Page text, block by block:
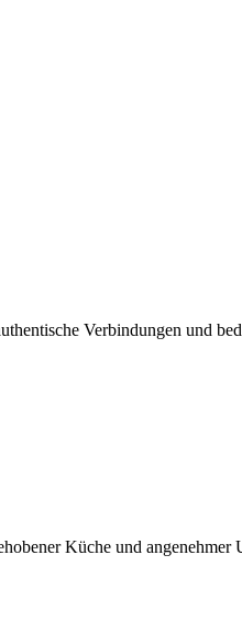
Verbindungen und
Küche und